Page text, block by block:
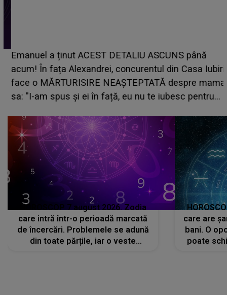
Emanuel a ținut ACEST DETALIU ASCUNS până
acum! În fața Alexandrei, concurentul din Casa Iubirii
face o MĂRTURISIRE NEAȘTEPTATĂ despre mama
sa: "I-am spus și ei în față, eu nu te iubesc pentru
HOROSCOP 7 august 2026. Zodia
care intră într-o perioadă marcată
de încercări. Problemele se adună
din toate părțile, iar o veste
care are
bani. O
poate